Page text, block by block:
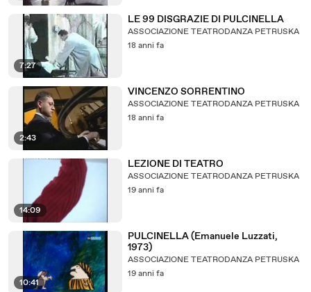
7:27
LE 99 DISGRAZIE DI PULCINELLA
ASSOCIAZIONE TEATRODANZA PETRUSKA
18 anni fa
2:43
VINCENZO SORRENTINO
ASSOCIAZIONE TEATRODANZA PETRUSKA
18 anni fa
14:09
LEZIONE DI TEATRO
ASSOCIAZIONE TEATRODANZA PETRUSKA
19 anni fa
10:41
PULCINELLA (Emanuele Luzzati,
1973)
ASSOCIAZIONE TEATRODANZA PETRUSKA
19 anni fa